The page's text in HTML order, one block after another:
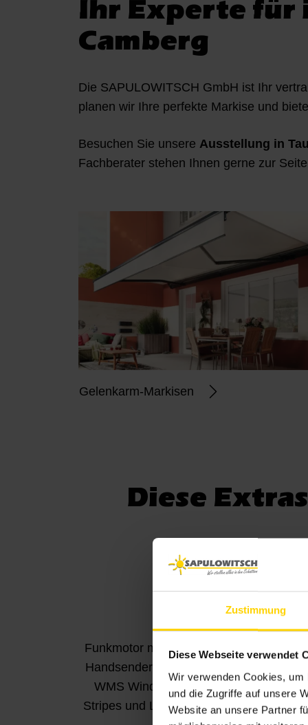
Zustimmung
Diese Webseite verwendet
Wir verwenden Cookies,
und die Zugriffe auf unsere
Website an unsere Partner
Ihr Experte für
Camberg
Die SAPULOWITSCH GmbH ist Ihr
planen wir Ihre perfekte Markise und
Besuchen Sie unsere Ausstellung in
Fachberater stehen Ihnen gerne zur
Gelenkarm-Markisen
Diese
Funkmotor mit Steuerung über
Handsender oder Smartphone
WMS Windsensoren. LED-
Stripes und LED-Lichtschienen